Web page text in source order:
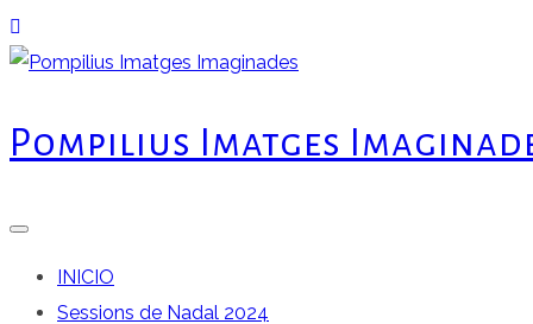
Saltar
al
Pompilius Imatges Imaginades
Pompilius Imatges
INICIO
Sessions de Nadal 2024